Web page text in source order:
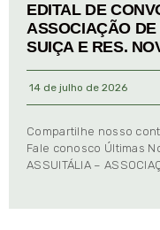
EDITAL DE
ASSOCIAÇÃO
SUIÇA E RES.
14 de julho de 2026
Compartilhe nosso
Fale conosco Últimas
ASSUITÁLIA –